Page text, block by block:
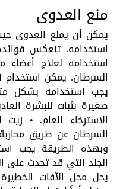
منع العدوى
يمكن أن يمنع العدوى
استخدامه. تنعكس
استخدامه لعلاج أعضاء
السرطان. يمكن استخدام
يجب استخدامه بشكل
صغيرة بثبات للبشرة
الاسترخاء العام. •
السرطان عن طريق
وبهذه الطريقة يجب
الجلد التي قد تحدث على
يحل محل الآفات